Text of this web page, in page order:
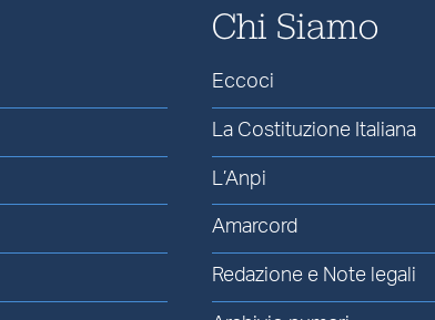
Chi Siamo
Eccoci
La Costituzione Italiana
L’Anpi
Amarcord
Redazione e Note legali